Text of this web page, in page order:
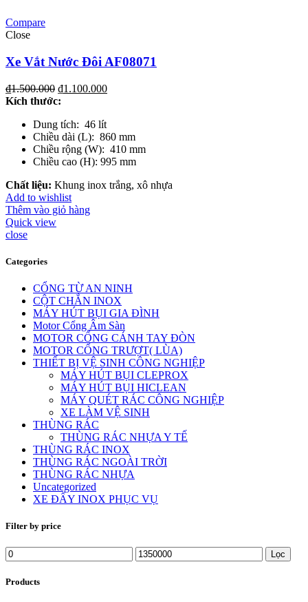
Compare
Close
Xe Vắt Nước Đôi AF08071
₫1.500.000 ₫1.100.000
Kích thước:
Dung tích: 46 lít
Chiều dài (L): 860 mm
Chiều rộng (W): 410 mm
Chiều cao (H): 995 mm
Chất liệu: Khung inox trắng, xô nhựa
Add to wishlist
Thêm vào giỏ hàng
Quick view
close
Categories
CỔNG TỪ AN NINH
CỘT CHẮN INOX
MÁY HÚT BỤI GIA ĐÌNH
Motor Cổng Âm Sàn
MOTOR CỔNG CÁNH TAY ĐÒN
MOTOR CỔNG TRƯỢT( LÙA)
THIẾT BỊ VỆ SINH CÔNG NGHIỆP
MÁY HÚT BỤI CLEPROX
MÁY HÚT BỤI HICLEAN
MÁY QUÉT RÁC CÔNG NGHIỆP
XE LÀM VỆ SINH
THÙNG RÁC
THÙNG RÁC NHỰA Y TẾ
THÙNG RÁC INOX
THÙNG RÁC NGOÀI TRỜI
THÙNG RÁC NHỰA
Uncategorized
XE ĐẨY INOX PHỤC VỤ
Filter by price
Lọc
Products